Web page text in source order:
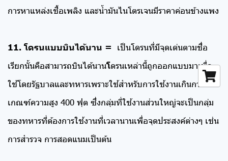
การหาแหล่งเชื้อเพลิง และน้ำมันไนโตรเจนมีราคาค่อนข้างแพง
11. โดรนแบบบินได้นาน = เป็นโดรนที่มีจุดเด่นตามชื่อ
เรียกนั้นคือสามารถบินได้นานโดรนเหล่านี้ถูกออกแบบมาเพื่อ
ใช้โดยรัฐบาลและทหารเพราะใช้สำหรับการใช้งานเกินกว่า
เกณฑ์ความสูง 400 ฟุต ซึ่งกลุ่มที่ใช้งานส่วนใหญ่จะเป็นกลุ่ม
ของทหารที่ต้องการใช้งานที่เวลานานเพื่อจุดประสงค์ต่างๆ เช่น
การสำรวจ การสอดแนมเป็นต้น